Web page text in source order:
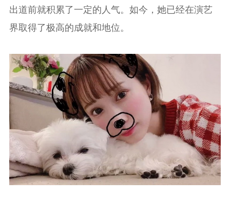
出道前就积累了一定的人气。如今，她已经在演艺
界取得了极高的成就和地位。